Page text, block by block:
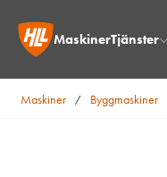
MaskinerTjänster
Maskiner / Byggmaskiner